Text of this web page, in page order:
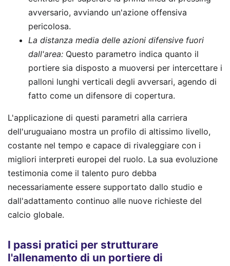
avversario, avviando un'azione offensiva
pericolosa.
La distanza media delle azioni difensive fuori
dall'area: Questo parametro indica quanto il
portiere sia disposto a muoversi per intercettare i
palloni lunghi verticali degli avversari, agendo di
fatto come un difensore di copertura.
L'applicazione di questi parametri alla carriera
dell'uruguaiano mostra un profilo di altissimo livello,
costante nel tempo e capace di rivaleggiare con i
migliori interpreti europei del ruolo. La sua evoluzione
testimonia come il talento puro debba
necessariamente essere supportato dallo studio e
dall'adattamento continuo alle nuove richieste del
calcio globale.
I passi pratici per strutturare
l'allenamento di un portiere di